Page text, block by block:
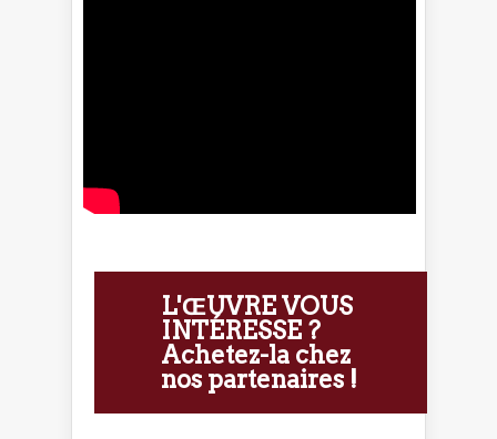
L'ŒUVRE VOUS
INTÉRESSE ?
Achetez-la chez
nos partenaires !